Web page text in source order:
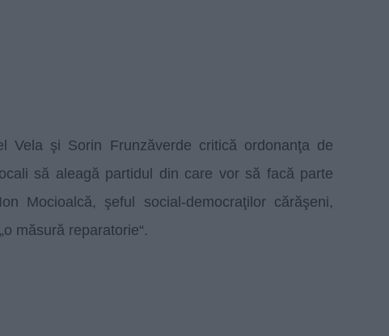
Vela şi Sorin Frunzăverde critică ordonanţa de
să aleagă partidul din care vor să facă parte
Mocioalcă, şeful social-democraţilor cărăşeni,
măsură reparatorie“.